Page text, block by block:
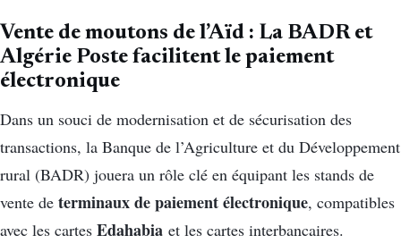
Vente de moutons de l’Aïd : La BADR et
Algérie Poste facilitent le paiement
électronique
Dans un souci de modernisation et de sécurisation des
transactions, la Banque de l’Agriculture et du Développement
rural (BADR) jouera un rôle clé en équipant les stands de
vente de terminaux de paiement électronique, compatibles
avec les cartes Edahabia et les cartes interbancaires.